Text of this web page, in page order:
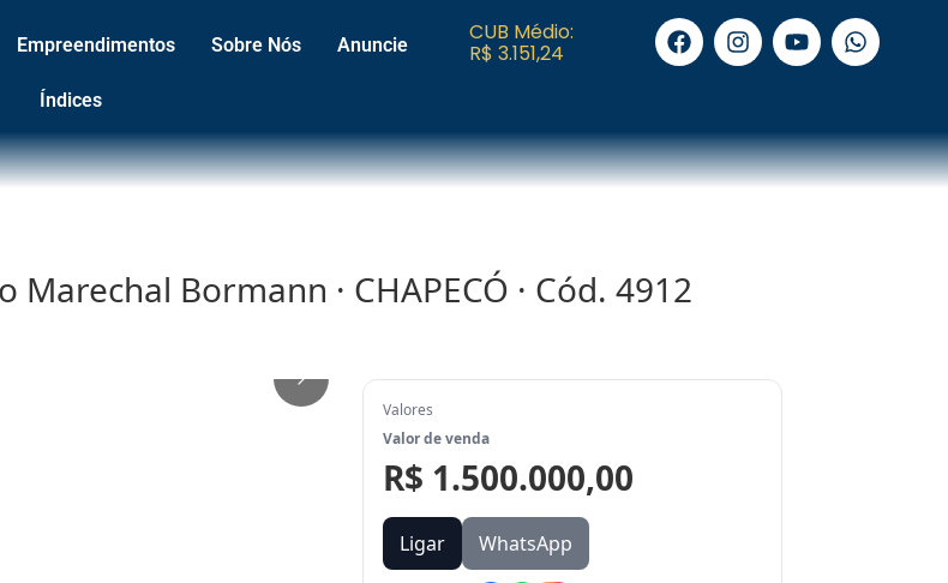
Empreendimentos Sobre Nós Anuncie
Índices
CUB Médio:
R$ 3.151,24
Bormann · CHAPECÓ · Cód. 4912
Valores
Valor de venda
R$ 1.500.000,00
Ligar WhatsApp